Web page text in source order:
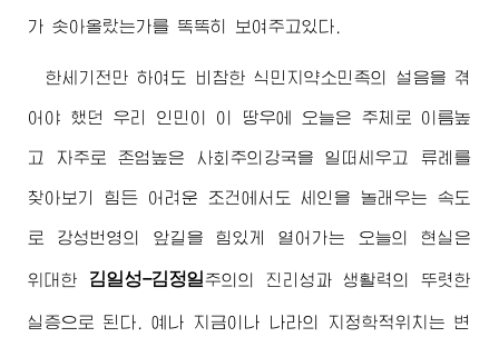
가 솟아올랐는가를 똑똑히 보여주고있다.
한세기전만 하여도 비참한 식민지약소민족의 설음을 겪
어야 했던 우리 인민이 이 땅우에 오늘은 주체로 이름높
고 자주로 존엄높은 사회주의강국을 일떠세우고 류례를
찾아보기 힘든 어려운 조건에서도 세인을 놀래우는 속도
로 강성번영의 앞길을 힘있게 열어가는 오늘의 현실은
위대한 김일성-김정일주의 의 진리성과 생활력의 뚜렷한
실증으로 된다. 예나 지금이나 나라의 지정학적위치는 변